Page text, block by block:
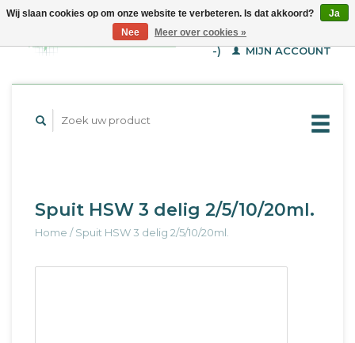
WINKELWAGEN (€--,-
-)
MIJN ACCOUNT
Spuit HSW 3 delig 2/5/10/20ml.
Home /Spuit HSW 3 delig 2/5/10/20ml.
Wij slaan cookies op om onze website te verbeteren. Is dat akkoord?
Ja
Nee
Meer over cookies »